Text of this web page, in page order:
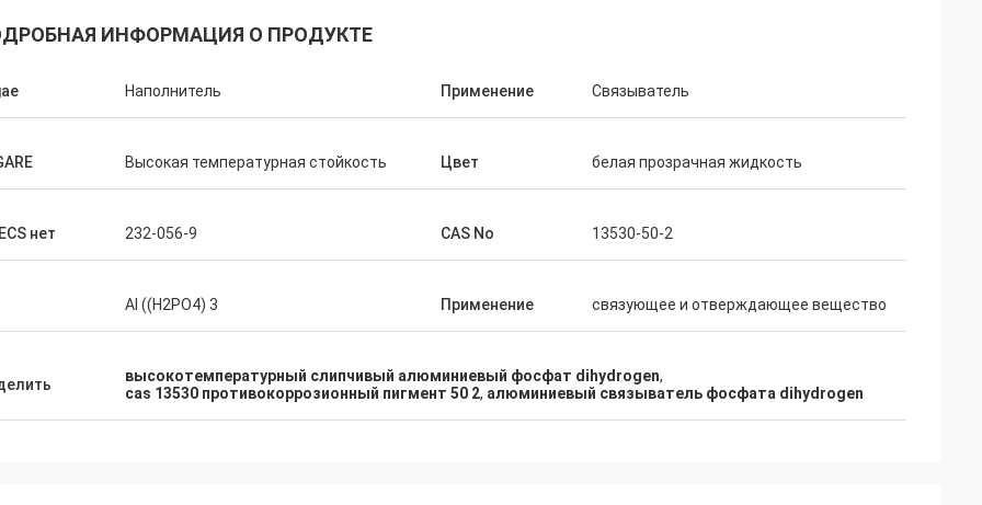
ИНФОРМАЦИЯ О ПРОДУКТЕ
Наполнитель Применение Связыватель
Высокая температурная стойкость Цвет белая прозрачная жидкость
нет 232-056-9 CAS No 13530-50-2
Al ((H2PO4) 3 Применение связующее и отверждающее вещество
высокотемпературный слипчивый алюминиевый фосфат dihydrogen,
cas 13530 противокоррозионный пигмент 50 2, алюминиевый связыватель фосфата dihydrogen